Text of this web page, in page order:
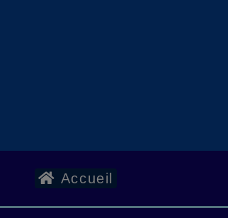
Accueil